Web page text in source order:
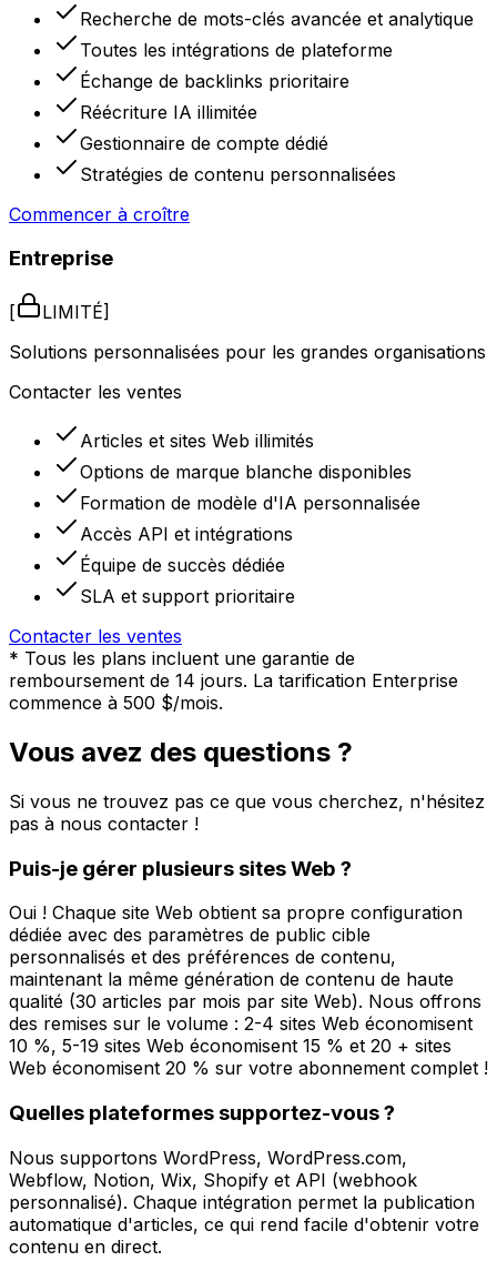
Recherche de mots-clés avancée et analytique
Toutes les intégrations de plateforme
Échange de backlinks prioritaire
Réécriture IA illimitée
Gestionnaire de compte dédié
Stratégies de contenu personnalisées
Commencer à croître
Entreprise
[ LIMITÉ]
Solutions personnalisées pour les grandes organisations
Contacter les ventes
Articles et sites Web illimités
Options de marque blanche disponibles
Formation de modèle d'IA personnalisée
Accès API et intégrations
Équipe de succès dédiée
SLA et support prioritaire
Contacter les ventes
* Tous les plans incluent une garantie de
remboursement de 14 jours. La tarification Enterprise
commence à 500 $/mois.
Vous avez des questions ?
Si vous ne trouvez pas ce que vous cherchez, n'hésitez
pas à nous contacter !
Puis-je gérer plusieurs sites Web ?
Oui ! Chaque site Web obtient sa propre configuration
dédiée avec des paramètres de public cible
personnalisés et des préférences de contenu,
maintenant la même génération de contenu de haute
qualité (30 articles par mois par site Web). Nous offrons
des remises sur le volume : 2-4 sites Web économisent
10 %, 5-19 sites Web économisent 15 % et 20 + sites
Web économisent 20 % sur votre abonnement complet !
Quelles plateformes supportez-vous ?
Nous supportons WordPress, WordPress.com,
Webflow, Notion, Wix, Shopify et API (webhook
personnalisé). Chaque intégration permet la publication
automatique d'articles, ce qui rend facile d'obtenir votre
contenu en direct.